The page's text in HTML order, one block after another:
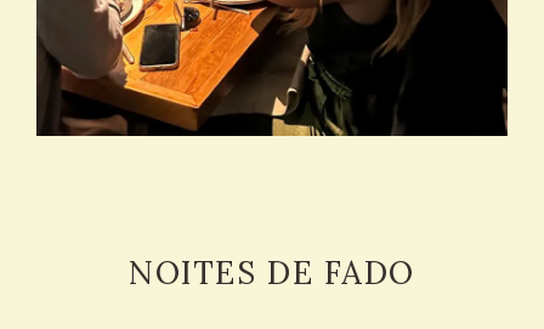
NOITES DE FADO